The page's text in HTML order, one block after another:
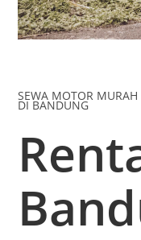
SEWA MOTOR
DI BANDUNG